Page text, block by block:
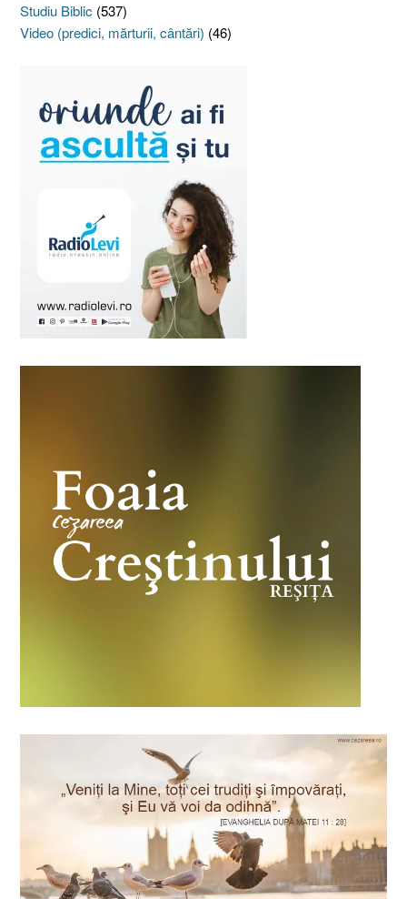
Studiu Biblic (537)
Video (predici, mărturii, cântări) (46)